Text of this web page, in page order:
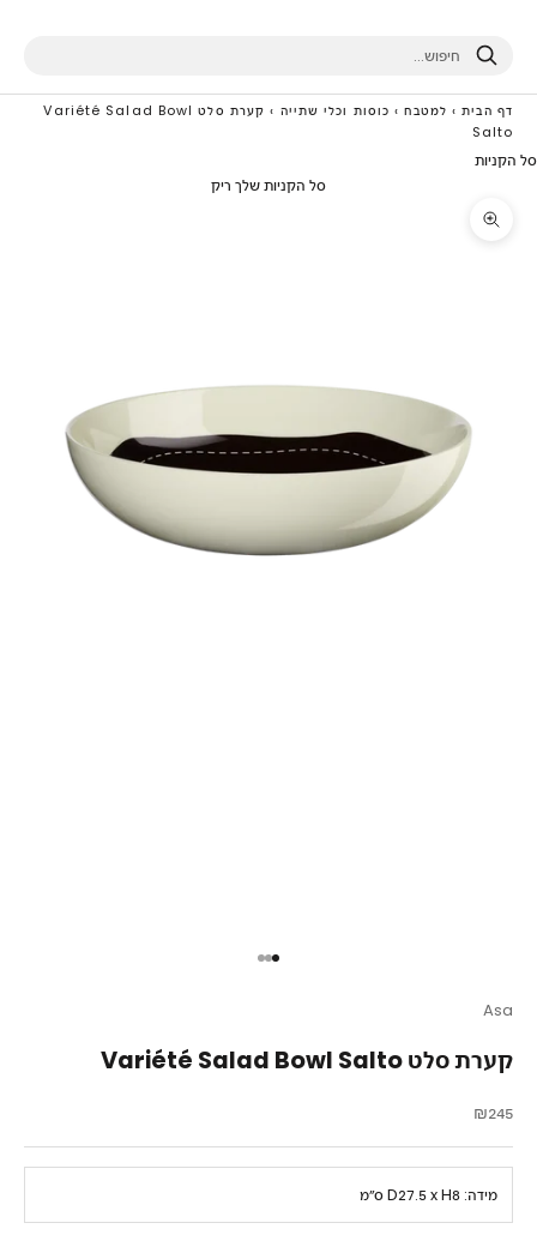
חיפוש
דף הבית › למטבח › כוסות וכלי שתייה ›
קערת סלט Variété Salad Bowl
Salto
סל הקניות
סל הקניות שלך ריק
תקריב
עבור לפריט 1
עבור לפריט 2
עבור לפריט 3
Asa
קערת סלט Variété Salad Bowl Salto
מחיר מבצע
₪245
מידה: D27.5 x H8 ס״מ